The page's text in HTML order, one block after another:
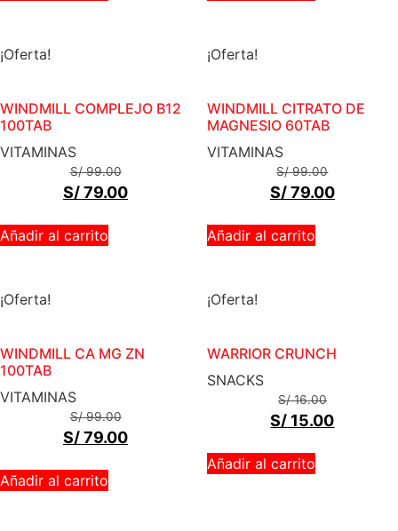
¡Oferta!
WINDMILL COMPLEJO B12
100TAB
VITAMINAS
S/99.00
S/79.00
Añadir al carrito
¡Oferta!
WINDMILL CITRATO DE
MAGNESIO 60TAB
VITAMINAS
S/99.00
S/79.00
Añadir al carrito
¡Oferta!
WINDMILL CA MG ZN
100TAB
VITAMINAS
S/99.00
S/79.00
Añadir al carrito
¡Oferta!
WARRIOR CRUNCH
SNACKS
S/16.00
S/ 15.00
Añadir al carrito